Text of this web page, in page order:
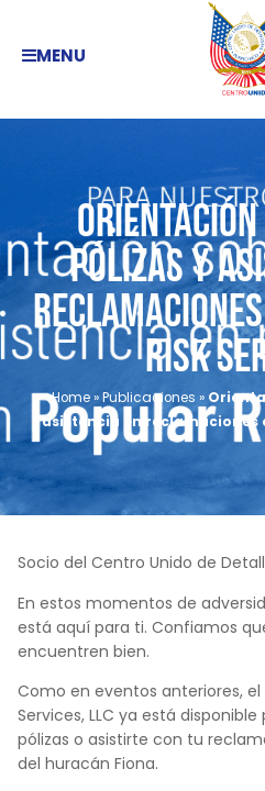
MENU
pólizas y
Risk
Home»Publicaciones »
asistencia en reclamaciones
Socio del Centro Unido de
En estos momentos de
está aquí para ti. Confiamos
encuentren bien.
Como en eventos anteriores, el
Services, LLC ya está
pólizas o asistirte con tu
del huracán Fiona.